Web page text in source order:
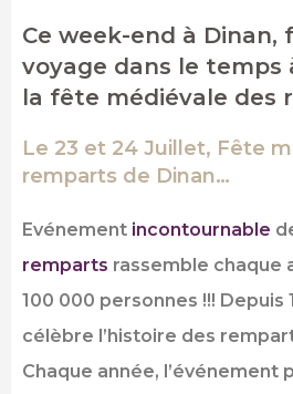
Ce week-end à Dinan,
voyage dans le temps
la fête médiévale des
Le 23 et 24 Juillet, Fête
remparts de Dinan…
Evénement incontournable
remparts rassemble chaque
100 000 personnes !!! Depuis
célèbre l’histoire des
Chaque année, l’événement